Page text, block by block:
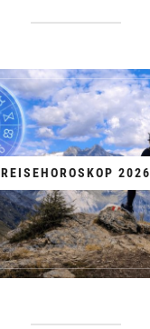
REISEHOROSKOP 2026